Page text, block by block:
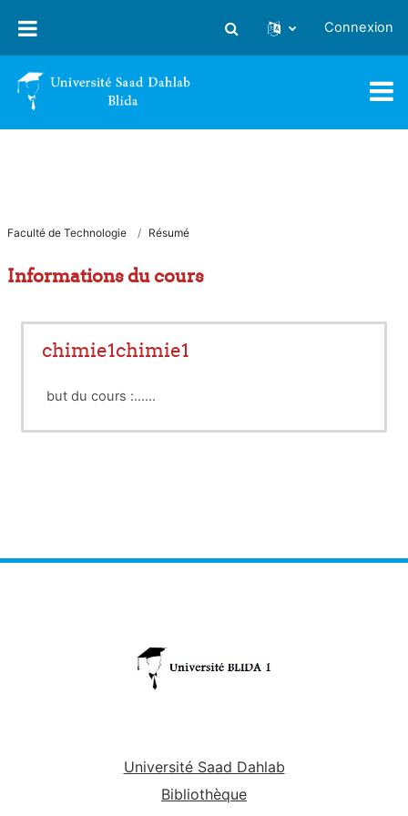
Activer/désactiver la saisie
Connexion
Faculté de Technologie Résumé
Informations du cours
chimie1chimie1
but du cours :......
Université Saad Dahlab
Bibliothèque